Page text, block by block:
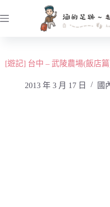
至
容[遊記] 台中 – 武陵農場(飯店
2013 年 3 月 17 日 國